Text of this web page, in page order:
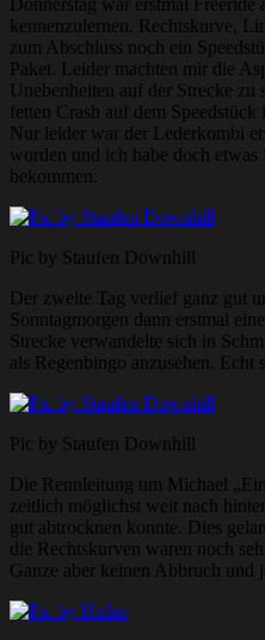
Donnerstag war erstmal Freeride
kennenzulernen. Rechtskurve,
zum Abschluss noch ein
Paket. Leider machten mir die
Unebenheiten auf der Strecke
fetten Crash auf dem
Nur leider war der Lederkombi
worden und ich habe doch etwas
bekommen.
Pic by Staufen Downhill
Der zweite Tag verlief ganz gut
Sonntagmorgen dann erstmal
Strecke verwandelte sich in
als Regenbingo anzusehen. Echt
Pic by Staufen Downhill
Die Rennleitung um Michael
zeitlich möglichst weit nach
gut abtrocknen konnte. Dies
die Rechtskurven waren noch
Ganze aber keinen Abbruch und